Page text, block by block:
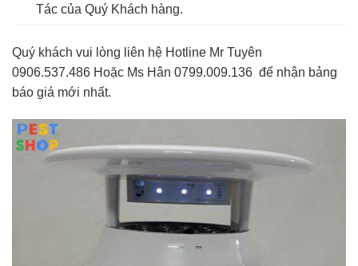
Tác của Quý Khách hàng.
Quý khách vui lòng liên hệ Hotline Mr Tuyên
0906.537.486 Hoặc Ms Hân 0799.009.136 để nhận bảng
báo giá mới nhất.